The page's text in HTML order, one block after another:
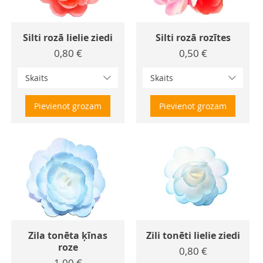
Silti rozā lielie ziedi
Cena
0,80 €
Skaits
Pievienot grozam
Silti rozā rozītes
Cena
0,50 €
Skaits
Pievienot grozam
Zila tonēta ķīnas
roze
Zili tonēti lielie ziedi
Cena
0,80 €